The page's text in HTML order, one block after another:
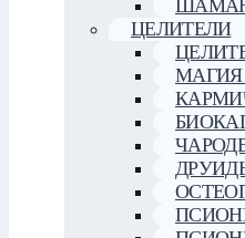
ЦЕЛИТЕЛИ
МАГИЯ